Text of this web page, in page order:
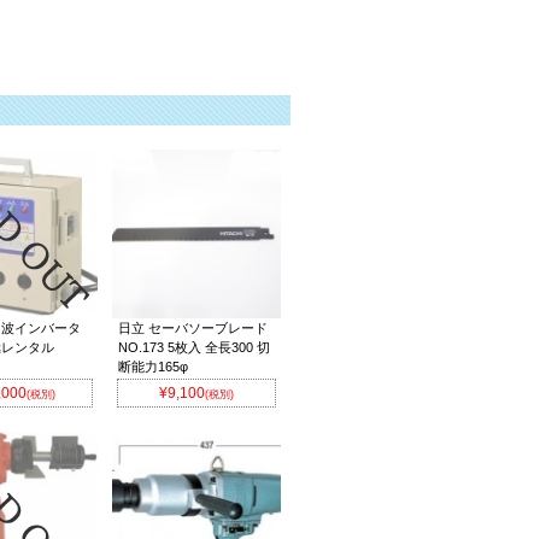
インバータ
ンタル
(税別)
日立 セーバソーブレード
NO.173 5枚入 全長300 切
断能力165φ
¥9,100(税別)